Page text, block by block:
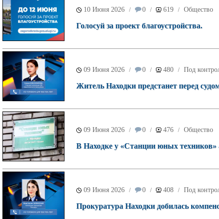
10 Июня 2026 / 0 / 619 / Общество
Голосуй за проект благоустройства.
09 Июня 2026 / 0 / 480 / Под
Житель Находки предстанет перед
09 Июня 2026 / 0 / 476 / Общество
В Находке у «Станции юных
09 Июня 2026 / 0 / 408 / Под
Прокуратура Находки добилась